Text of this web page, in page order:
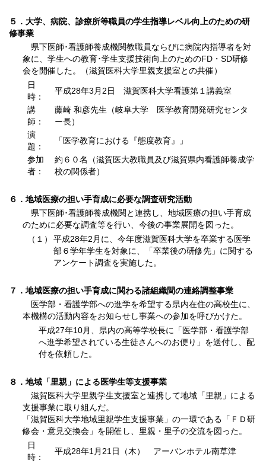
５．大学、病院、診療所等職員の学生指導レベル向上のための研
修事業
県下医師･看護師養成機関教職員ならびに病院内指導者を対
象に、学生への教育･学生支援技術向上のためのFD・SD研修
会を開催した。（滋賀医科大学里親支援室との共催）
日
時：
平成28年3月2日 滋賀医科大学看護第１講義室
講
師：
藤崎 和彦先生（岐阜大学 医学教育開発研究センタ
ー長）
演
題：
「医学教育における『態度教育』」
参加
者：
約６０名（滋賀医大教職員及び滋賀県内看護師養成学
校の関係者）
６．地域医療の担い手育成に必要な調査研究活動
県下医師･看護師養成機関と連携し、地域医療の担い手育成
のために必要な調査等を行い、今後の事業展開を図った。
（１）
平成28年2月に、今年度滋賀医科大学を卒業する医学
部６学年学生を対象に、「卒業後の研修先」に関する
アンケート調査を実施した。
７．地域医療の担い手育成に関わる諸組織間の連絡調整事業
医学部・看護学部への進学を希望する県内在住の高校生に、
本機構の活動内容をお知らせし事業への参加を呼びかけた。
平成27年10月、県内の高等学校長に「医学部・看護学部
へ進学希望されている生徒さんへのお便り」を送付し、配
付を依頼した。
８．地域「里親」による医学生等支援事業
滋賀医科大学里親学生支援室と連携して地域「里親」による
支援事業に取り組んだ。
「滋賀医科大学地域里親学生支援事業」の一環である「ＦＤ研
修会・意見交換会」を開催し、里親・里子の交流を図った。
日
時：
平成28年1月21日（木） アーバンホテル南草津